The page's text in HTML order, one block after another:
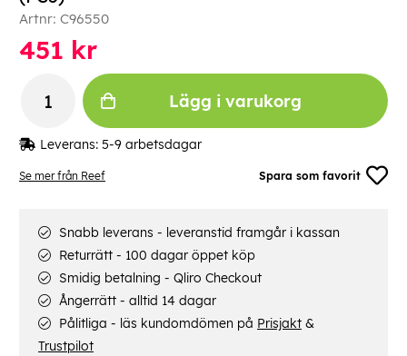
Se mer från Reef Spara som favorit
Artnr: C96550
451 kr
Lägg i varukorg
Leverans: 5-9 arbetsdagar
Snabb leverans - leveranstid framgår i kassan
Returrätt - 100 dagar öppet köp
Smidig betalning - Qliro Checkout
Ångerrätt - alltid 14 dagar
Pålitliga - läs kundomdömen på Prisjakt &
Trustpilot